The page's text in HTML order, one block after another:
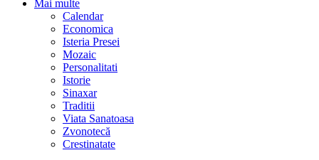
Mai multe
Calendar
Economica
Isteria Presei
Mozaic
Personalitati
Istorie
Sinaxar
Traditii
Viata Sanatoasa
Zvonotecă
Crestinatate